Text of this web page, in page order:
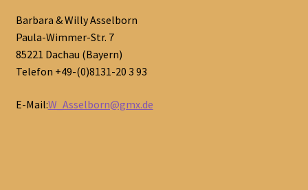
Barbara & Willy Asselborn
Paula-Wimmer-Str. 7
85221 Dachau (Bayern)
Telefon +49-(0)8131-20 3 93
E-Mail:W_Asselborn@gmx.de